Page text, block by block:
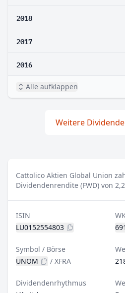
2018
2017
2016
Alle aufklappen
Weitere
Cattolico Aktien Global Union
Dividendenrendite (FWD) von
ISIN
LU0152554803
Symbol / Börse
UNOM
/ XFRA
Dividendenrhythmus